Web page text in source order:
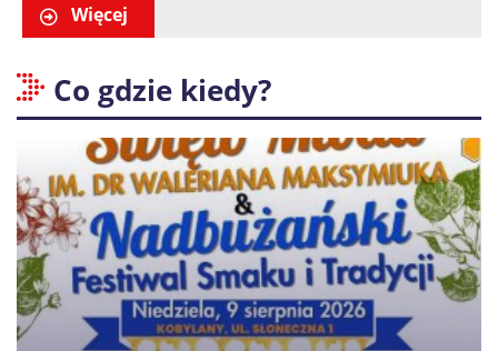
Więcej
Co gdzie kiedy?